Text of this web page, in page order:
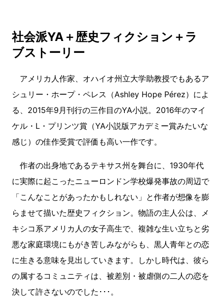
社会派YA＋歴史フィクション＋ラ
ブストーリー
アメリカ人作家、オハイオ州立大学助教授でもあるア
シュリー・ホープ・ペレス（Ashley Hope Pérez）によ
る、2015年9月刊行の三作目のYA小説。2016年のマイ
ケル・L・プリンツ賞（YA小説版アカデミー賞みたいな
感じ）の佳作受賞で評価も高い一作です。
作者の出身地であるテキサス州を舞台に、1930年代
に実際に起こったニューロンドン学校爆発事故の周辺で
「こんなことがあったかもしれない」と作者が想像を膨
らませて描いた歴史フィクション。物語の主人公は、メ
キシコ系アメリカ人の女子高生で、複雑な生い立ちと劣
悪な家庭環境にもがき苦しみながらも、黒人青年との恋
に生きる意味を見出していきます。しかし時代は、彼ら
の属するコミュニティは、被差別・被虐側の二人の恋を
決して許さないのでした･･･。